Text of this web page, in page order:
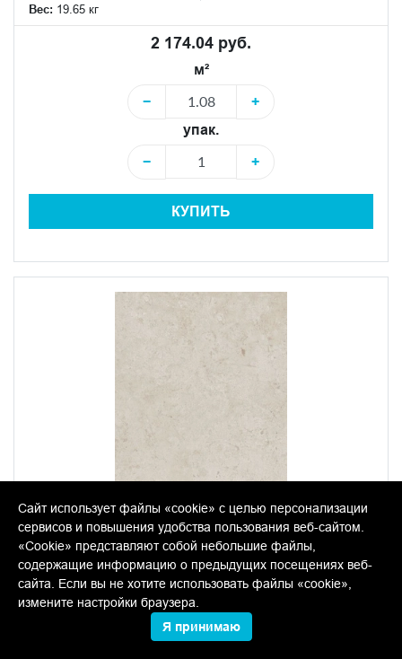
Вес: 19.65 кг
2 174.04 руб.
м²
−
+
упак.
−
+
КУПИТЬ
Сайт использует файлы «cookie» с целью персонализации
сервисов и повышения удобства пользования веб-сайтом.
«Cookie» представляют собой небольшие файлы,
содержащие информацию о предыдущих посещениях веб-
сайта. Если вы не хотите использовать файлы «cookie»,
измените настройки браузера.
Я принимаю